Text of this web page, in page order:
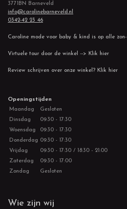
3771BN Barneveld
info@carolinebarneveld.nl
0342-42 23 46
Caroline mode voor baby & kind is op alle
Virtuele tour door de winkel --> Klik hier
Review schrijven over onze winkel? Klik hier
Openingstijden
Maandag
Gesloten
Dinsdag
09:30 - 17:30
Woensdag
09:30 - 17:30
Donderdag 09:30 - 17:30
Vrijdag
09:30 - 17:30 / 18:30 - 21:00
Zaterdag
09:30 - 17:00
Zondag
Gesloten
Wie zijn wij